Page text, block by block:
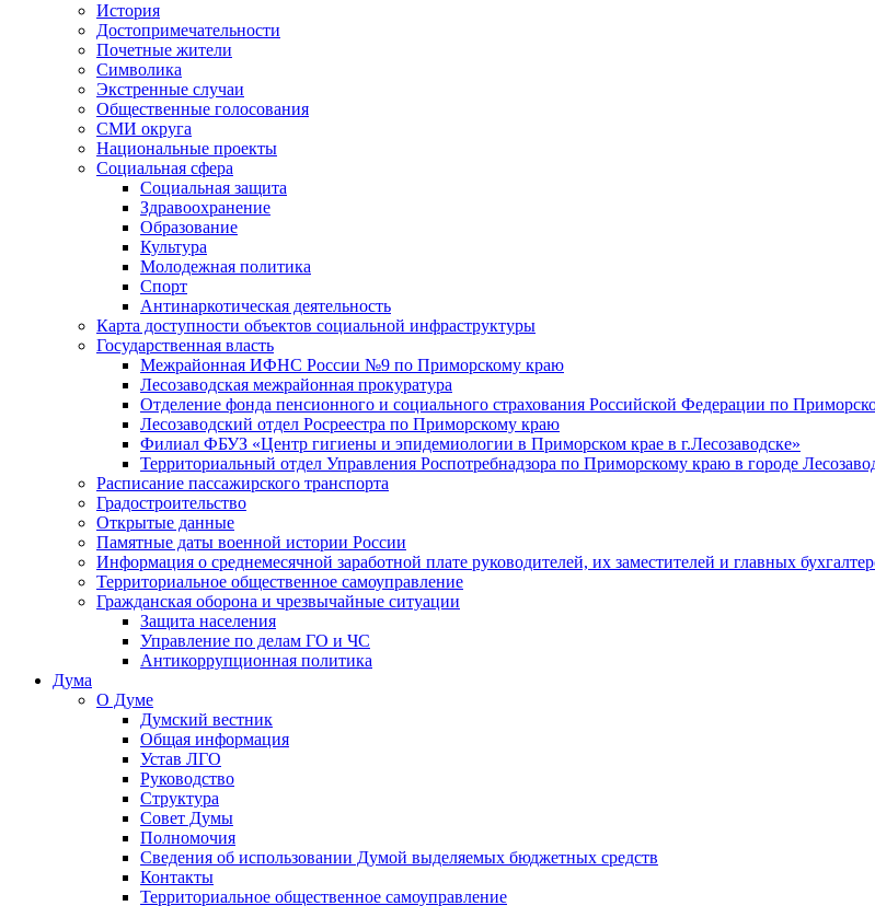
История
Достопримечательности
Почетные жители
Символика
Экстренные случаи
Общественные голосования
СМИ округа
Национальные проекты
Социальная сфера
Социальная защита
Здравоохранение
Образование
Культура
Молодежная политика
Спорт
Антинаркотическая деятельность
Карта доступности объектов социальной инфраструктуры
Государственная власть
Межрайонная ИФНС России №9 по Приморскому краю
Лесозаводская межрайонная прокуратура
Отделение фонда пенсионного и социального страхования Российской Федерации по
Лесозаводский отдел Росреестра по Приморскому краю
Филиал ФБУЗ «Центр гигиены и эпидемиологии в Приморском крае в г.Лесозаводске»
Территориальный отдел Управления Роспотребнадзора по Приморскому краю в городе
Расписание пассажирского транспорта
Градостроительство
Открытые данные
Памятные даты военной истории России
Информация о среднемесячной заработной плате руководителей, их заместителей и главных
Территориальное общественное самоуправление
Гражданская оборона и чрезвычайные ситуации
Защита населения
Управление по делам ГО и ЧС
Антикоррупционная политика
Дума
О Думе
Думский вестник
Общая информация
Устав ЛГО
Руководство
Структура
Совет Думы
Полномочия
Сведения об использовании Думой выделяемых бюджетных средств
Контакты
Территориальное общественное самоуправление